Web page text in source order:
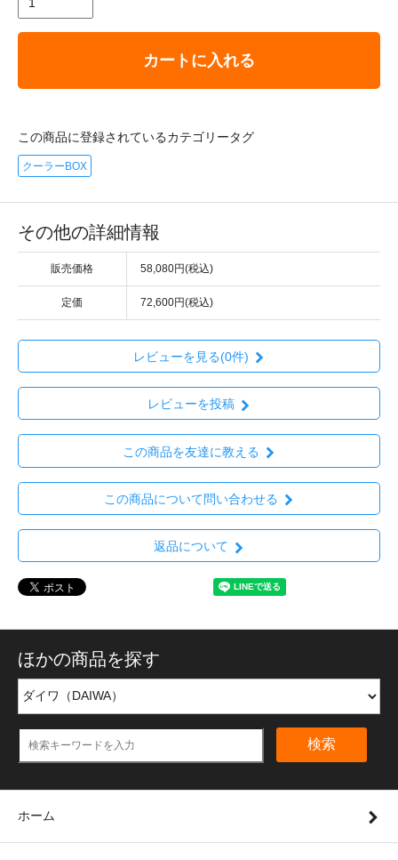
カートに入れる
この商品に登録されているカテゴリータグ
クーラーBOX
その他の詳細情報
販売価格 58,080円(税込)
定価 72,600円(税込)
レビューを見る(0件)
レビューを投稿
この商品を友達に教える
この商品について問い合わせる
返品について
ほかの商品を探す
検索
ホーム